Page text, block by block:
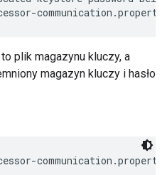
to plik magazynu kluczy, a
magazyn kluczy i hasło